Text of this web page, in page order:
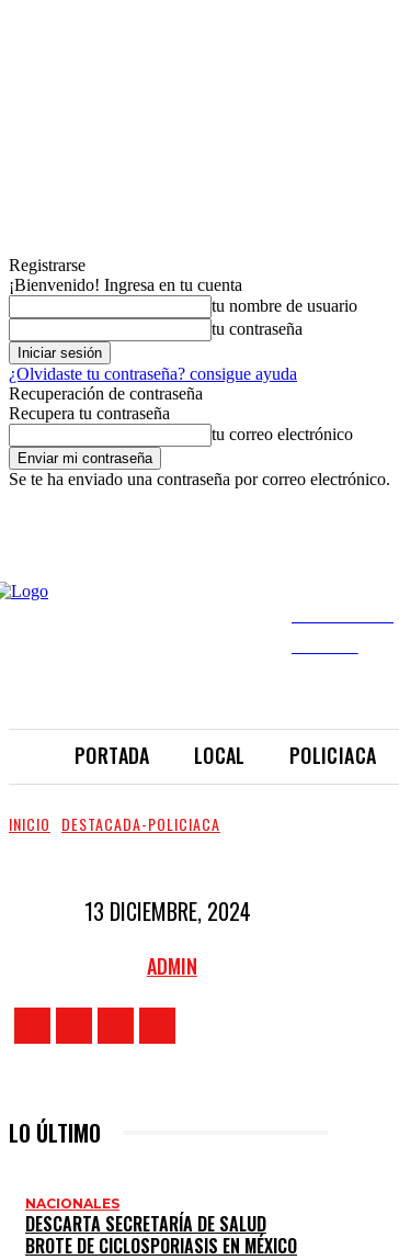
Registrarse
¡Bienvenido! Ingresa en tu cuenta
tu nombre de usuario
tu contraseña
¿Olvidaste tu contraseña? consigue ayuda
Recuperación de contraseña
Recupera tu contraseña
tu correo electrónico
Se te ha enviado una contraseña por correo electrónico.
PORTADA LOCAL POLICIACA
INICIO DESTACADA-POLICIACA
13 DICIEMBRE, 2024
ADMIN
LO ÚLTIMO
NACIONALES
DESCARTA SECRETARÍA DE SALUD
BROTE DE CICLOSPORIASIS EN MÉXICO